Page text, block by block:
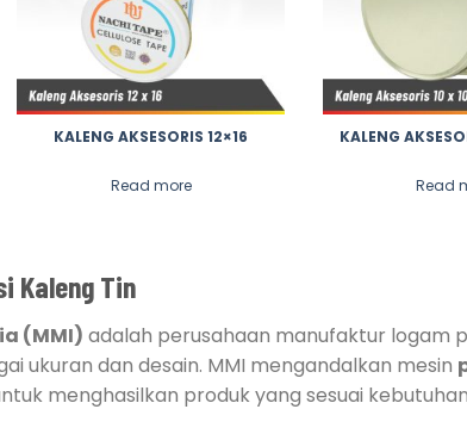
KALENG AKSESORIS 12×16
Read more
KALENG
Read
Kaleng Tin
(MMI) adalah perusahaan manufaktur logam
ukuran dan desain. MMI mengandalkan mesin
menghasilkan produk yang sesuai